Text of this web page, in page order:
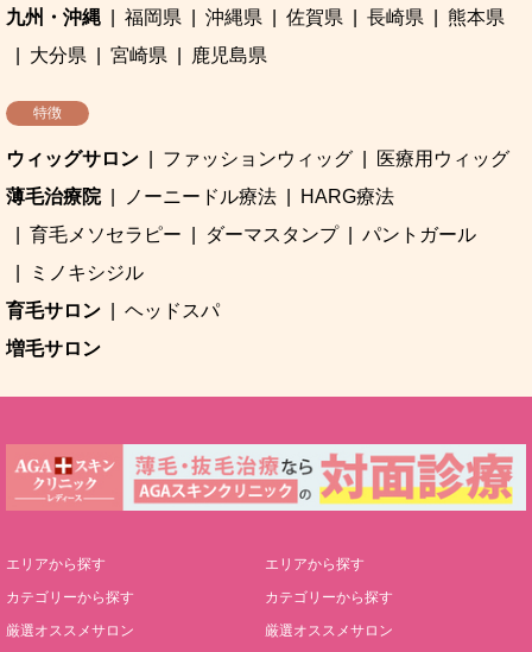
九州・沖縄
福岡県 沖縄県 佐賀県 長崎県
熊本県
大分県
宮崎県 鹿児島県
特徴
ウィッグサロン ファッションウィッグ
医療用ウィッグ
薄毛治療院
ノーニードル療法
HARG療法
育毛メソセラピー
ダーマスタンプ
パントガール
ミノキシジル
育毛サロン
ヘッドスパ
増毛サロン
エリアから探す
カテゴリーから探す
厳選オススメサロン
エリアから探す
カテゴリーから探す
厳選オススメサロン